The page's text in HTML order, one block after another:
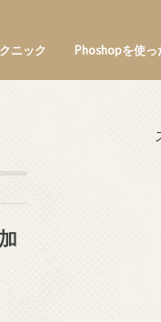
ニック Phoshopを使っ